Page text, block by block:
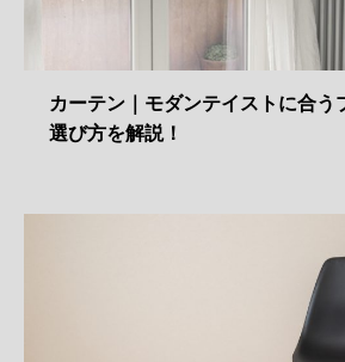
カーテン｜モダンテイストに合う
選び方を解説！